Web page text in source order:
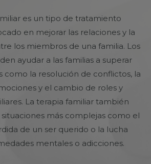
es un tipo de tratamiento
en mejorar las relaciones y la
los miembros de una familia. Los
ayudar a las familias a superar
como la resolución de conflictos, la
y el cambio de roles y
La terapia familiar también
más complejas como el
de un ser querido o la lucha
mentales o adicciones.